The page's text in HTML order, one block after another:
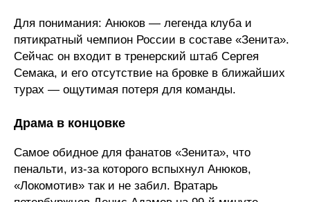
Для понимания: Анюков — легенда клуба и
пятикратный чемпион России в составе «Зенита».
Сейчас он входит в тренерский штаб Сергея
Семака, и его отсутствие на бровке в ближайших
турах — ощутимая потеря для команды.
Драма в концовке
Самое обидное для фанатов «Зенита», что
пенальти, из-за которого вспыхнул Анюков,
«Локомотив» так и не забил. Вратарь